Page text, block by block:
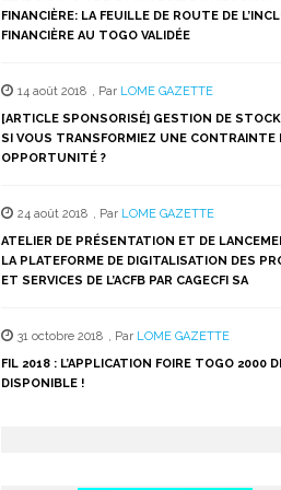
FINANCIÈRE: LA FEUILLE DE ROUTE DE
FINANCIÈRE AU TOGO VALIDÉE
14 août 2018 , Par LOME GAZETTE
[ARTICLE SPONSORISÉ] GESTION DE
SI VOUS TRANSFORMIEZ UNE CONTRAINTE
OPPORTUNITÉ ?
24 août 2018 , Par LOME GAZETTE
ATELIER DE PRÉSENTATION ET DE
LA PLATEFORME DE DIGITALISATION DES
ET SERVICES DE L’ACFB PAR CAGECFI SA
31 octobre 2018 , Par LOME GAZETTE
FIL 2018 : L’APPLICATION FOIRE TOGO 2000
DISPONIBLE !